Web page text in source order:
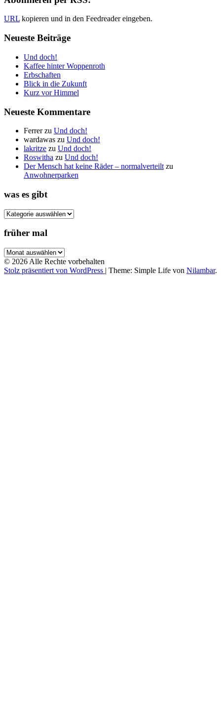
URL kopieren und in den Feedreader eingeben.
Neueste Beiträge
Und doch!
Kaffee hinter Woppenroth
Erbschaften
Blick in die Zukunft
Kurz vor Himmel
Neueste Kommentare
Ferrerzu Und doch!
wardawas zu Und doch!
lakritze zu Und doch!
Roswitha zu Und doch!
Der Mensch hat keine Räder – normalverteilt zu
Anwohnerparken
was es gibt
was
gibt
früher mal
früher
mal
© 2026 Alle Rechte vorbehalten
Stolz präsentiert von WordPress | Theme: Simple Life von Nilambar.